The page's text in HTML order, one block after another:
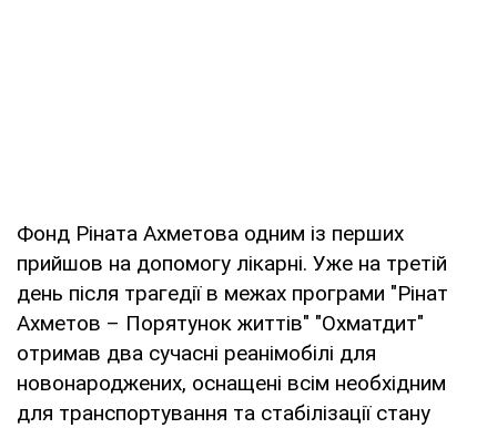
Фонд Ріната Ахметова одним із перших
прийшов на допомогу лікарні. Уже на третій
день після трагедії в межах програми "Рінат
Ахметов – Порятунок життів" "Охматдит"
отримав два сучасні реанімобілі для
новонароджених, оснащені всім необхідним
для транспортування та стабілізації стану